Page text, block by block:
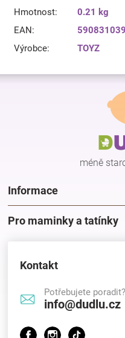
Hmotnost:
0.21 kg
EAN:
Výrobce: TOYZ
Z
méně
Informace
Pro maminky a tatínky
Kontakt
Potřebujete poradit?
info@dudlu.cz